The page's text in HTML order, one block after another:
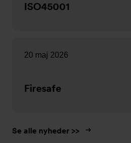
ISO45001
20 maj 2026
Firesafe
Se alle nyheder >>